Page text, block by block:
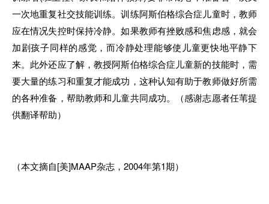
一次地重复社交技能训练。训练阿斯伯格综合症儿童时，教师
应在情况失控时保持冷静。如果教师有挫败感和焦虑感，就会
加剧孩子同样的感觉，而冷静处理能够使儿童更快地平静下
来。此外还应了解，教授阿斯伯格综合症儿童新的技能时，需
要大量的练习和重复才能成功，这种认知有助于教师做好所需
的各种准备，帮助教师和儿童共同成功。（感谢志愿者任苇提
供翻译帮助）
（本文摘自[美]MAAP杂志，2004年第1期）